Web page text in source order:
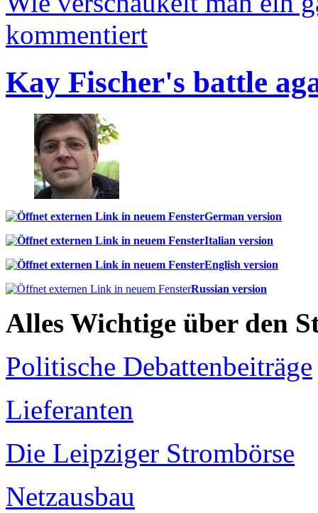
kommentiert
Kay Fischer's battle
German version
Italian version
English version
Russian version
Alles Wichtige über den
Politische Debattenbeiträge
Lieferanten
Die Leipziger Strombörse
Netzausbau